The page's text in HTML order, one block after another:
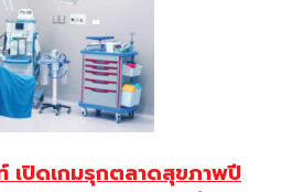
เปิดเกมรุกตลาดสุขภาพปี